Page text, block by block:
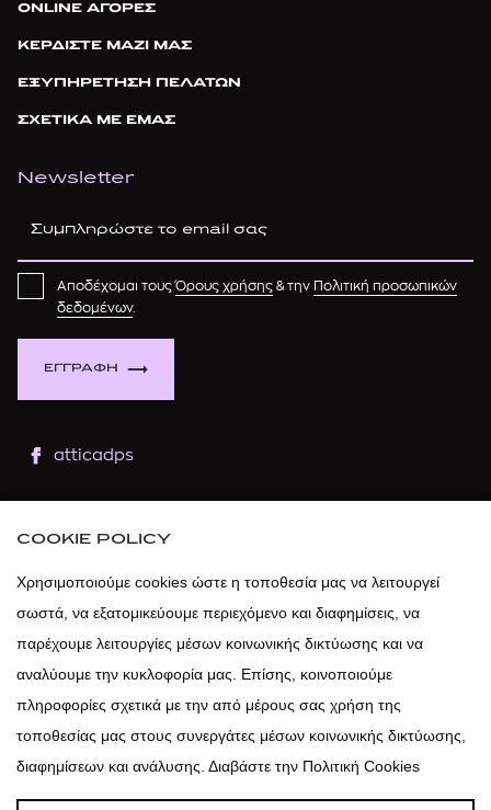
ONLINE ΑΓΟΡΕΣ
ΚΕΡΔΙΣΤΕ ΜΑΖΙ ΜΑΣ
ΕΞΥΠΗΡΕΤΗΣΗ ΠΕΛΑΤΩΝ
ΣΧΕΤΙΚΑ ΜΕ ΕΜΑΣ
Newsletter
ΕΓΓΡΑΦΗ
Αποδέχομαι τουςΌρους χρήσης & την Πολιτική προσωπικών
δεδομένων.
atticadps
atticadps
COOKIE POLICY
Χρησιμοποιούμε cookies ώστε η τοποθεσία μας να λειτουργεί
σωστά, να εξατομικεύουμε περιεχόμενο και διαφημίσεις, να
παρέχουμε λειτουργίες μέσων κοινωνικής δικτύωσης και να
αναλύουμε την κυκλοφορία μας. Επίσης, κοινοποιούμε
πληροφορίες σχετικά με την από μέρους σας χρήση της
τοποθεσίας μας στους συνεργάτες μέσων κοινωνικής δικτύωσης,
διαφημίσεων και ανάλυσης. Διαβάστε την Πολιτική Cookies